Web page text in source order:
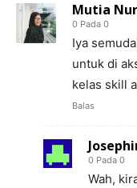
Mutia
0 Pada 0
Iya
untuk di
kelas skill
Balas
0 Pada 0
Wah,